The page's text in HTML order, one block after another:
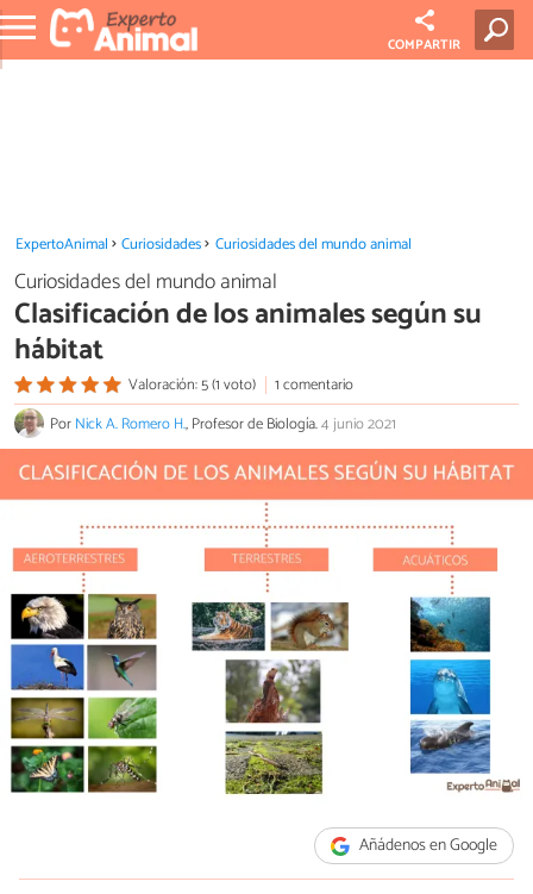
COMPARTIR
ExpertoAnimal Curiosidades Curiosidades del mundo animal
Curiosidades del mundo animal
Clasificación de los animales según su
hábitat
Valoración: 5 (1 voto)
1 comentario
PorNick A. Romero H., Profesor de Biología.4 junio 2021
Añádenos en Google